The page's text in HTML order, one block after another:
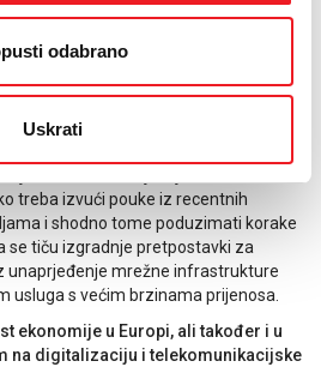
odabrano
Uskrati
telekomunikacijskom sektoru i siguran
bi ponudili pametne usluge. Ipak,
našeg tržišta globalno aktualnim
koja su povezana sa
inkorporiranim sa slabijim
treba izvući pouke iz recentnih
i shodno tome poduzimati korake
se tiču izgradnje pretpostavki za
unaprjeđenje mrežne infrastrukture
usluga s većim brzinama prijenosa.
ekonomije u Europi, ali također i u
na digitalizaciju i telekomunikacijske